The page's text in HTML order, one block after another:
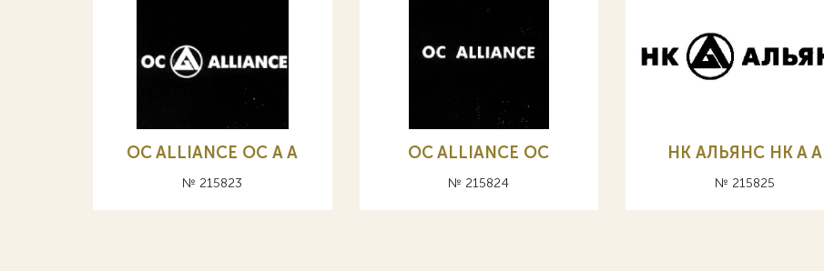
OC ALLIANCE ОС A А
№ 215823
OC ALLIANCE ОС
№ 215824
НК АЛЬЯНС HK A А
№ 215825